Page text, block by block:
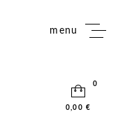
menu
0
0,00 €